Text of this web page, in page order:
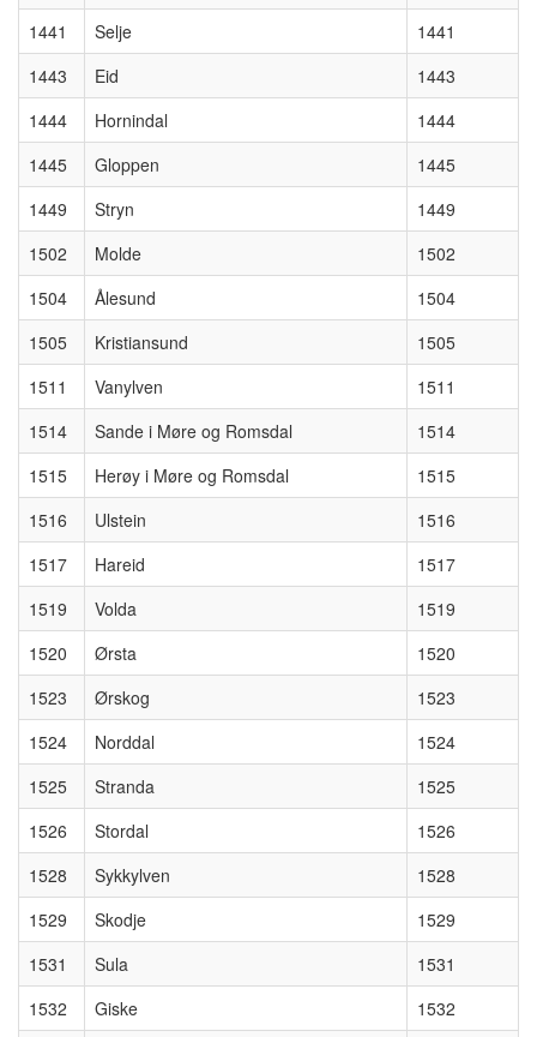
1441
Selje
1441
1443
Eid
1443
1444
Hornindal
1444
1445
Gloppen
1445
1449
Stryn
1449
1502
Molde
1502
1504
Ålesund
1504
1505
Kristiansund
1505
1511
Vanylven
1511
1514
Sande i Møre og Romsdal
1514
1515
Herøy i Møre og Romsdal
1515
1516
Ulstein
1516
1517
Hareid
1517
1519
Volda
1519
1520
Ørsta
1520
1523
Ørskog
1523
1524
Norddal
1524
1525
Stranda
1525
1526
Stordal
1526
1528
Sykkylven
1528
1529
Skodje
1529
1531
Sula
1531
1532
Giske
1532